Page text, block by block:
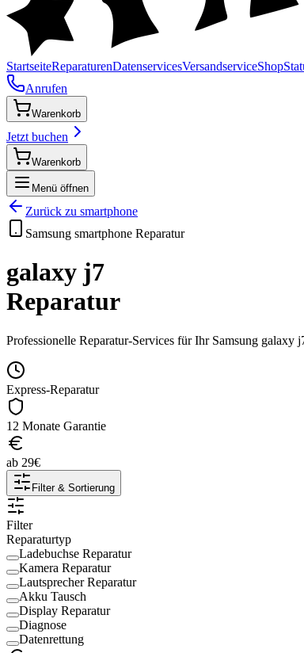
StartseiteReparaturenDatenservicesVersandserviceShop
Anrufen
Warenkorb
Jetzt buchen
Warenkorb
Menü öffnen
Zurück zu smartphone
Samsung smartphone Reparatur
galaxy j7
Reparatur
Professionelle Reparatur-Services für Ihr Samsung galaxy
Express-Reparatur
12 Monate Garantie
ab 29€
Filter & Sortierung
Filter
Reparaturtyp
Ladebuchse Reparatur
Kamera Reparatur
Lautsprecher Reparatur
Akku Tausch
Display Reparatur
Diagnose
Datenrettung